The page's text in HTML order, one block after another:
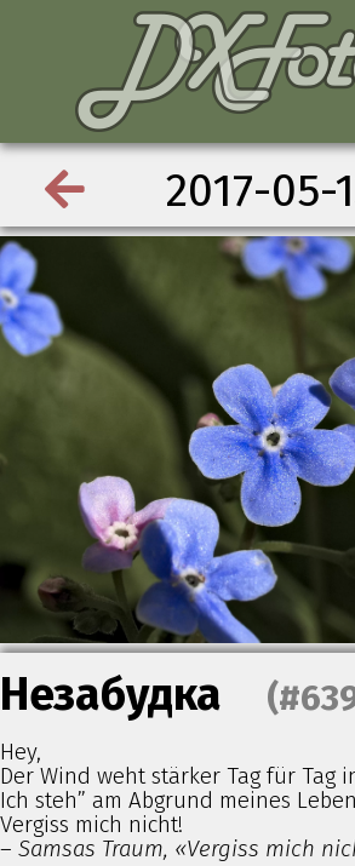
2017-05-
Незабудка
Hey,
Der Wind weht stärker Tag für Tag
Ich steh” am Abgrund meines
Vergiss mich nicht!
– Samsas Traum, «Vergiss mich